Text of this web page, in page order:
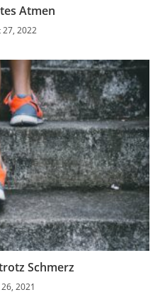
Atmen
27, 2022
Schmerz
2021